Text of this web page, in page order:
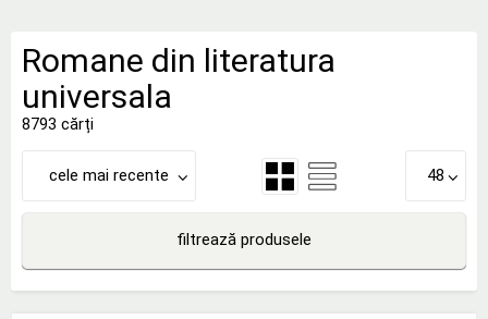
Romane din literatura
universala
8793 cărți
cele mai recente 48
filtrează produsele